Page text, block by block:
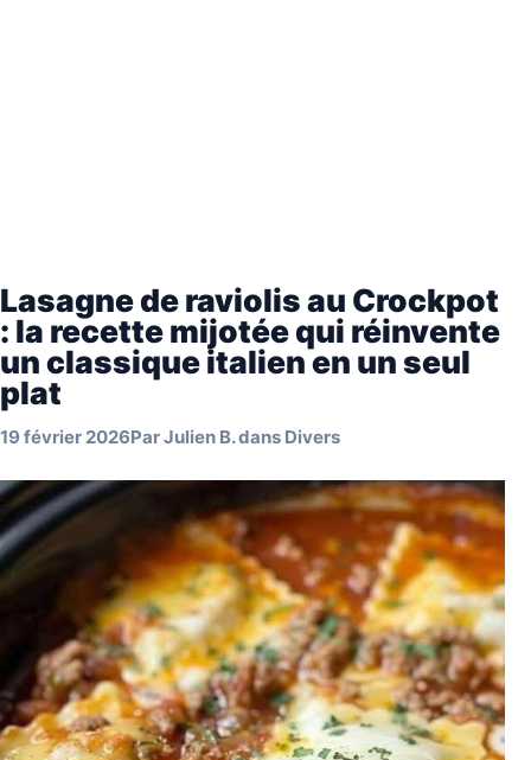
Lasagne de raviolis au Crockpot
: la recette mijotée qui réinvente
un classique italien en un seul
plat
19 février 2026ParJulien B.dans Divers